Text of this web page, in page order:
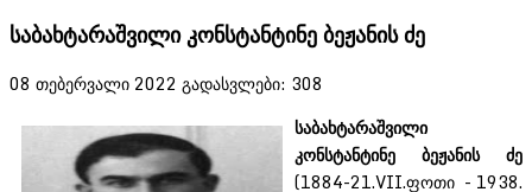
საბახტარაშვილი კონსტანტინე ბეჟანის ძე
08 თებერვალი 2022 გადასვლები: 308
საბახტარაშვილი
კონსტანტინე ბეჟანის ძე
(1884-21.VII.ფოთი - 1938.